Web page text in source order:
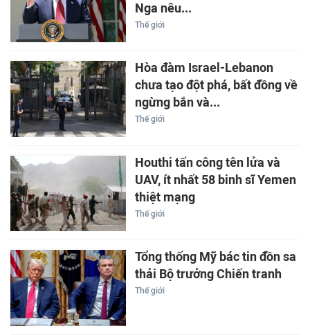
Nga nêu...
Thế giới
Hòa đàm Israel-Lebanon
chưa tạo đột phá, bất đồng về
ngừng bắn và...
Thế giới
Houthi tấn công tên lửa và
UAV, ít nhất 58 binh sĩ Yemen
thiệt mạng
Thế giới
Tổng thống Mỹ bác tin đồn sa
thải Bộ trưởng Chiến tranh
Thế giới